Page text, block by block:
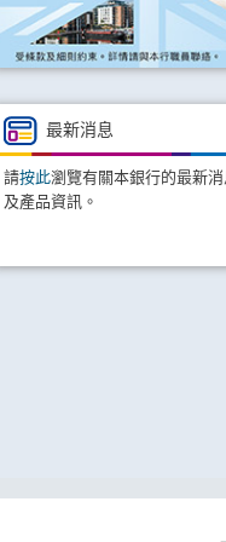
最新消息
請按此瀏覽有關本銀行的最新
及產品資訊。